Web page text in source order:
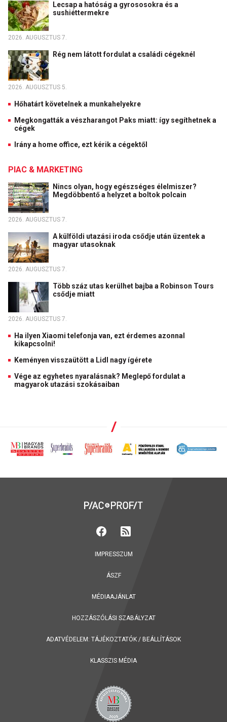
Lecsap a hatóság a gyrososokra és a
sushiéttermekre
2026. AUGUSZTUS 7.
Rég nem látott fordulat a családi cégeknél
2026. AUGUSZTUS 5.
Hőhatárt követelnek a munkahelyekre
Megkongatták a vészharangot Paks miatt: így segíthetnek a
cégek
Irány a home office, ezt kérik a cégektől
PIAC & MARKETING
Nincs olyan, hogy egészséges élelmiszer?
Megdöbbentő a helyzet a boltok polcain
2026. AUGUSZTUS 7.
A külföldi utazási iroda csődje után üzentek a
magyar utasoknak
2026. AUGUSZTUS 7.
Több száz utas kerülhet bajba a Robinson Tours
csődje miatt
2026. AUGUSZTUS 7.
Ha ilyen Xiaomi telefonja van, ezt érdemes azonnal
kikapcsolni!
Keményen visszaütött a Lidl nagy ígérete
Vége az egyhetes nyaralásnak? Meglepő fordulat a
magyarok utazási szokásaiban
IMPRESSZUM
ÁSZF
MÉDIAAJÁNLAT
HOZZÁSZÓLÁSI SZABÁLYZAT
ADATVÉDELEM: TÁJÉKOZTATÓK / BEÁLLÍTÁSOK
KLASSZIS MÉDIA